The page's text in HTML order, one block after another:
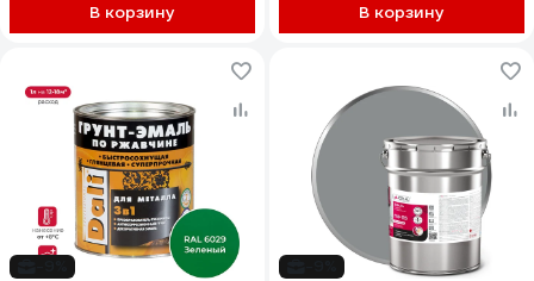
В корзину В корзину